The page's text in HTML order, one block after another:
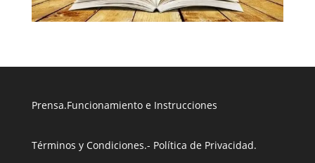
Prensa.Funcionamiento e Instrucciones
Términos y Condiciones.- Política de Privacidad.